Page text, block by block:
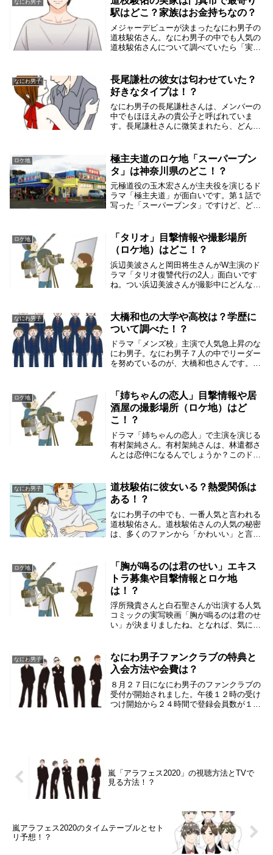
域は？なに...
なにわ男子
駅はどこ？家族はお金持ちなの？
メジャーデビューが決まったなにわ男子の
道枝駿佑さん。なにわ男子の中でも人気の
道枝駿佑さんについて調べていたら「実家
実家は大阪府門真市のどこで最寄り駅はど
こ？実家はお...
なにわ男子
長尾謙杜の彼女は匂わせていた？
好きなタイプは！？
なにわ男子の長尾謙杜さんは、メンバーの
中でもほほえみの貴公子と呼ばれていま
す。長尾謙杜さんに微笑まれたら、どんな
調べてみました。長尾謙杜の好きなタイプ
は？長尾謙杜さ...
ロケ地
極主夫道のロケ地「スーパーブン
タ」は神奈川県のどこ！？
元極道役の玉木宏さんが主夫役を演じるド
ラマ「極主夫道」が面白いです。第１話で
写った「スーパーブンタ」ですけど、どこ
こで、スーパーブンタのロケ地について調
べてみました...
ロケ地
「タリオ」目撃情報や撮影場所
（ロケ地）はどこ！？
浜辺美波さんと岡田将生さんがW主演のド
ラマ「タリオ復讐代行の2人」面白いです
ね。つい浜辺美波さんが撮影中にどんな感
報や撮影場所（ロケ地）を調べてみたくな
りました。浜...
なにわ男子
大橋和也の大学や高校は？学歴に
ついて調べた！？
ドラマ「メンズ校」主演で人気急上昇のな
にわ男子。なにわ男子７人の中でリーダー
を努めているのが、大橋和也さんです。大
あるんだろうと学歴を調べた見ました。大
橋和也は大学...
ロケ地
「姉ちゃんの恋人」目撃情報や居
酒屋の撮影場所（ロケ地）はど
こ！？
ドラマ「姉ちゃんの恋人」で主演を演じる
有村架純さん。有村架純さんは、林遣都さ
んとは恋仲になるんでしょうか？このドラ
那須雄登さんも、有村架純さんの働くホー
ムセンターの...
なにわ男子
道枝駿佑に彼女いる？熱愛関係は
ある！？
なにわ男子の中でも、一番人気と言われる
道枝駿佑さん。道枝駿佑さんの人気の秘密
は、多くのファンから「かわいい」と言わ
うと思っちゃいますよね。一番気になる、
道枝駿佑さん...
ロケ地
「胸が鳴るのは君のせい」エキス
トラ募集や目撃情報とロケ地
は！？
浮所飛貴さんと白石聖さんが出演する人気
コミックの実写映画「胸が鳴るのは君のせ
い」が決まりましたね。となれば、気にな
んの映画のエキストラ募集や目撃情報とロ
ケ地について...
なにわ男子
なにわ男子ファンクラブの特典と
入会方法や会費は？
８月２７日になにわ男子のファンクラブの
受付が開始されました。午後１２時の受け
つけ開始から２４時間で登録会員数が１３
嵐「アラフェス2020」の視聴方法とTVで
見る方法！？
嵐アラフェス2020のタイムテーブルとセト
リ予想！？